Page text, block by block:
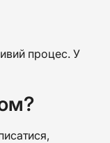
процес. У